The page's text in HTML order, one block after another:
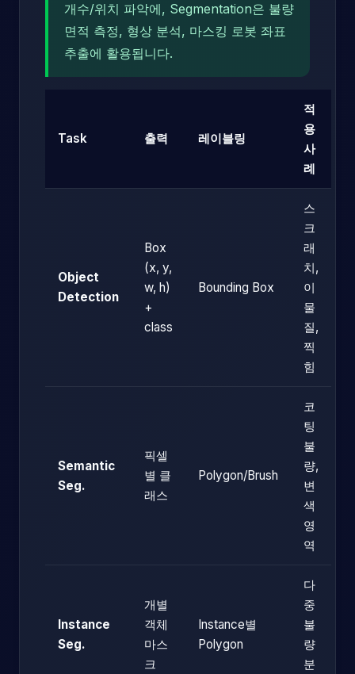
개수/위치 파악에, Segmentation은 불량
면적 측정, 형상 분석, 마스킹 로봇 좌표
추출에 활용됩니다.
Task 출력 레이블링
적
용
사
례
Object
Detection
Box
(x, y,
w, h)
+
class
Bounding Box
스
크
래
치,
이
물
질,
찍
힘
Semantic
Seg.
픽셀
별 클
래스
Polygon/Brush
코
팅
불
량,
변
색
영
역
Instance
Seg.
개별
객체
마스
크
Instance별
Polygon
다
중
불
량
분